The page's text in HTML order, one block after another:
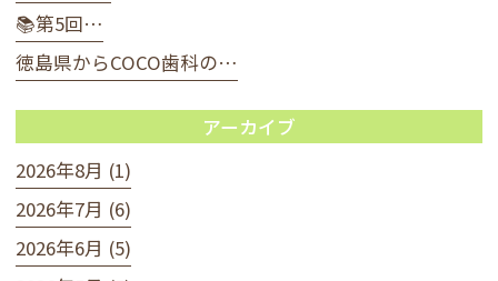
📚第5回…
徳島県からCOCO歯科の…
アーカイブ
2026年8月 (1)
2026年7月 (6)
2026年6月 (5)